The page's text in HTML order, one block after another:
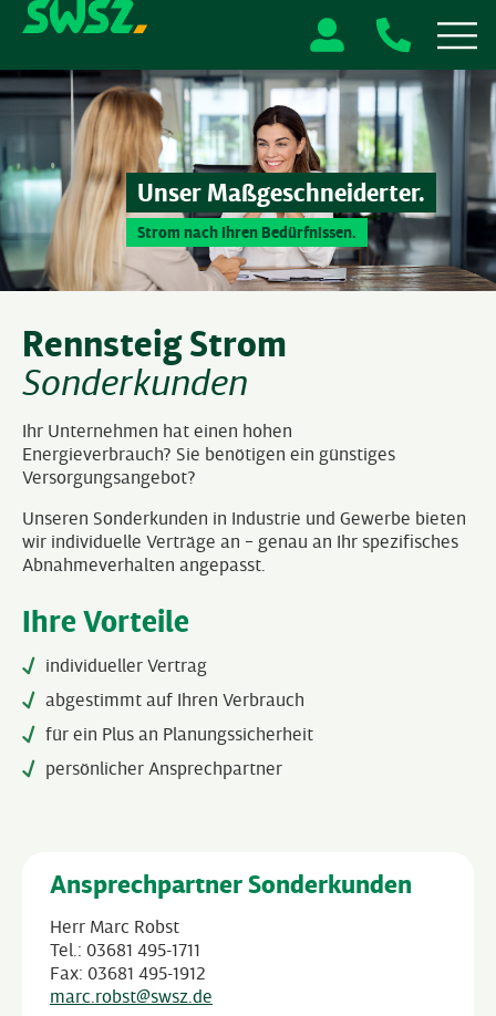
Unser Maßgeschneiderter.
Strom nach Ihren Bedürfnissen.
RennsteigStrom
Sonderkunden
Ihr Unternehmen hat einen hohen
Energieverbrauch? Sie benötigen ein günstiges
Versorgungsangebot?
Unseren Sonderkunden in Industrie und Gewerbe bieten
wir individuelle Verträge an – genau an Ihr spezifisches
Abnahmeverhalten angepasst.
Ihre Vorteile
individueller Vertrag
abgestimmt auf Ihren Verbrauch
für ein Plus an Planungssicherheit
persönlicher Ansprechpartner
Ansprechpartner Sonderkunden
Herr Marc Robst
Tel.: 03681 495-1711
Fax: 03681 495-1912
marc.robst@swsz.de